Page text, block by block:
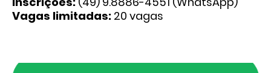
Vagas limitadas: 20 vagas